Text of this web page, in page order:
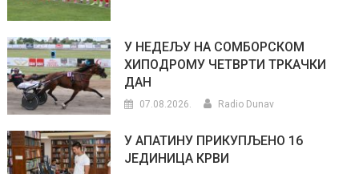
У НЕДЕЉУ НА СОМБОРСКОМ
ХИПОДРОМУ ЧЕТВРТИ ТРКАЧКИ
ДАН
07.08.2026. Radio Dunav
У АПАТИНУ ПРИКУПЉЕНО 16
ЈЕДИНИЦА КРВИ